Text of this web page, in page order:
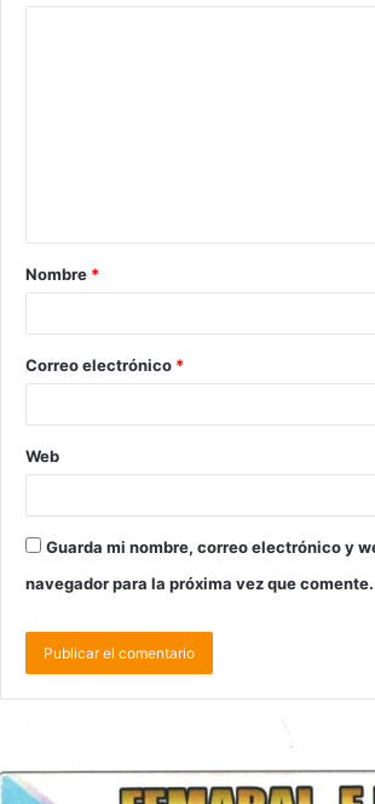
Nombre *
Correo electrónico *
Web
Guarda mi nombre, correo electrónico y
navegador para la próxima vez que comente.